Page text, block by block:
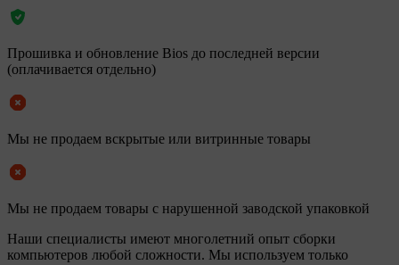
Прошивка и обновление Bios до последней версии
(оплачивается отдельно)
Мы не продаем вскрытые или витринные товары
Мы не продаем товары с нарушенной заводской упаковкой
Наши специалисты имеют многолетний опыт сборки
компьютеров любой сложности. Мы используем только